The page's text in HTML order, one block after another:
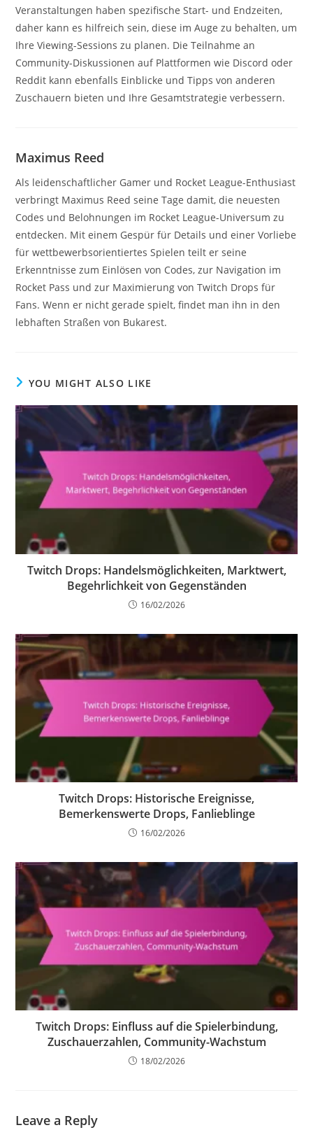
Veranstaltungen haben spezifische Start- und Endzeiten,
daher kann es hilfreich sein, diese im Auge zu behalten, um
Ihre Viewing-Sessions zu planen. Die Teilnahme an
Community-Diskussionen auf Plattformen wie Discord oder
Reddit kann ebenfalls Einblicke und Tipps von anderen
Zuschauern bieten und Ihre Gesamtstrategie verbessern.
Maximus Reed
Als leidenschaftlicher Gamer und Rocket League-Enthusiast
verbringt Maximus Reed seine Tage damit, die neuesten
Codes und Belohnungen im Rocket League-Universum zu
entdecken. Mit einem Gespür für Details und einer Vorliebe
für wettbewerbsorientiertes Spielen teilt er seine
Erkenntnisse zum Einlösen von Codes, zur Navigation im
Rocket Pass und zur Maximierung von Twitch Drops für
Fans. Wenn er nicht gerade spielt, findet man ihn in den
lebhaften Straßen von Bukarest.
YOU MIGHT ALSO LIKE
Twitch Drops: Handelsmöglichkeiten, Marktwert,
Begehrlichkeit von Gegenständen
16/02/2026
Twitch Drops: Historische Ereignisse,
Bemerkenswerte Drops, Fanlieblinge
16/02/2026
Twitch Drops: Einfluss auf die Spielerbindung,
Zuschauerzahlen, Community-Wachstum
18/02/2026
Leave a Reply